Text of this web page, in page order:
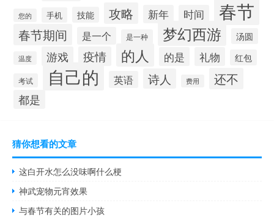
您的 手机 技能 攻略 新年 时间 春节
春节期间 是一个 是一种 梦幻西游 汤圆
温度 游戏 疫情 的人 的是 礼物 红包
考试 自己的 英语 诗人 费用 还不
都是
猜你想看的文章
这白开水怎么没味啊什么梗
神武宠物元宵效果
与春节有关的图片小孩